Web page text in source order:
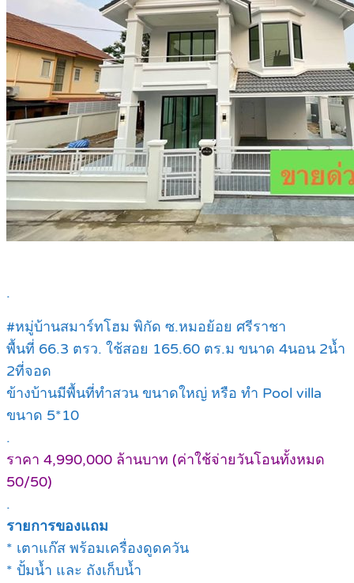
.
#หมู่บ้านสมาร์ทโฮม พิกัด ซ.หมอย้อย ศรีราชา
พื้นที่ 66.3 ตรว. ใช้สอย 165.60 ตร.ม ขนาด 4นอน 2น้ำ
2ที่จอด
ข้างบ้านมีพื้นที่ทำสวน ขนาดใหญ่ หรือ ทำ Pool villa
ขนาด 5*10
.
ราคา 4,990,000 ล้านบาท (ค่าใช้จ่ายวันโอนทั้งหมด
50/50)
.
รายการของแถม
* เตาแก๊ส พร้อมเครื่องดูดควัน
* ปั้มน้ำ และ ถังเก็บน้ำ